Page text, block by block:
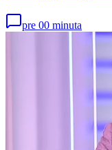
pre 00 minuta